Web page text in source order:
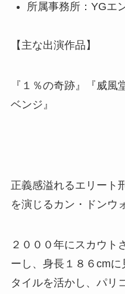
所属事務所：YGエ
【主な出演作品】
『１％の奇跡』『威風
ベンジ』
正義感溢れるエリート
を演じるカン・ドンウ
２０００年にスカウト
ーし、身長１８６cm
タイルを活かし、パリ